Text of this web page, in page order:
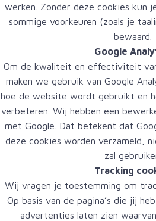
werken. Zonder deze cookies kun
sommige voorkeuren (zoals je
bewaard.
Google
Om de kwaliteit en effectiviteit
maken we gebruik van Google
hoe de website wordt gebruikt en
verbeteren. Wij hebben een
met Google. Dat betekent dat
deze cookies worden verzameld,
zal
Tracking
Wij vragen je toestemming om
Op basis van de pagina’s die jij
advertenties laten zien